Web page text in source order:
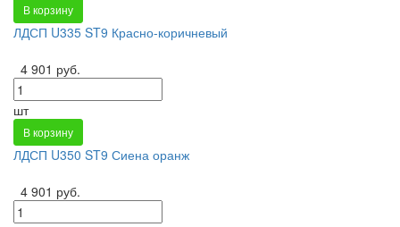
В корзину
ЛДСП U335 ST9 Красно-коричневый
4 901 руб.
шт
В корзину
ЛДСП U350 ST9 Сиена оранж
4 901 руб.